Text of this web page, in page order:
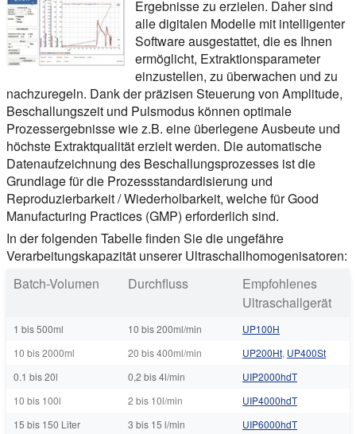
Ergebnisse zu erzielen. Daher sind
alle digitalen Modelle mit intelligenter
Software ausgestattet, die es Ihnen
ermöglicht, Extraktionsparameter
einzustellen, zu überwachen und zu
nachzuregeln. Dank der präzisen Steuerung von Amplitude,
Beschallungszeit und Pulsmodus können optimale
Prozessergebnisse wie z.B. eine überlegene Ausbeute und
höchste Extraktqualität erzielt werden. Die automatische
Datenaufzeichnung des Beschallungsprozesses ist die
Grundlage für die Prozessstandardisierung und
Reproduzierbarkeit / Wiederholbarkeit, welche für Good
Manufacturing Practices (GMP) erforderlich sind.
In der folgenden Tabelle finden Sie die ungefähre
Verarbeitungskapazität unserer Ultraschallhomogenisatoren:
Batch-Volumen
Durchfluss
Empfohlenes
Ultraschallgerät
1 bis 500ml 10 bis 200ml/min
UP100H
10 bis 2000ml
20 bis 400ml/min UP200Ht, UP400St
0.1 bis 20l
0,2 bis 4l/min
UIP2000hdT
10 bis 100l
2 bis 10l/min
UIP4000hdT
15 bis 150 Liter
3 bis 15 l/min
UIP6000hdT